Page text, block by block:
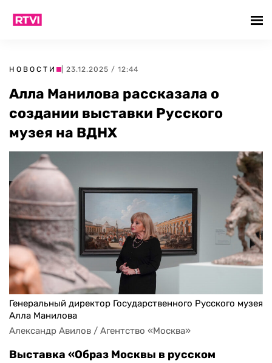
НОВОСТИ | 23.12.2025 / 12:44
Алла Манилова рассказала о
создании выставки Русского
музея на ВДНХ
Генеральный директор Государственного Русского музея
Алла Манилова
Александр Авилов / Агентство «Москва»
Выставка «Образ Москвы в русском